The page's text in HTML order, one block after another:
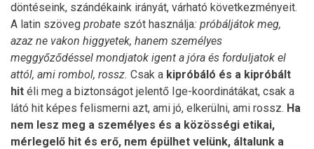
döntéseink, szándékaink irányát, várható következményeit.
A latin szöveg probate szót használja: próbáljátok meg,
azaz ne vakon higgyetek, hanem személyes
meggyőződéssel mondjatok igent a jóra és forduljatok el
attól, ami rombol, rossz. Csak a kipróbáló és a kipróbált
hit éli meg a biztonságot jelentő Ige-koordinátákat, csak a
látó hit képes felismerni azt, ami jó, elkerülni, ami rossz. Ha
nem lesz meg a személyes és a közösségi etikai,
mérlegelő hit és erő, nem épülhet velünk, általunk a